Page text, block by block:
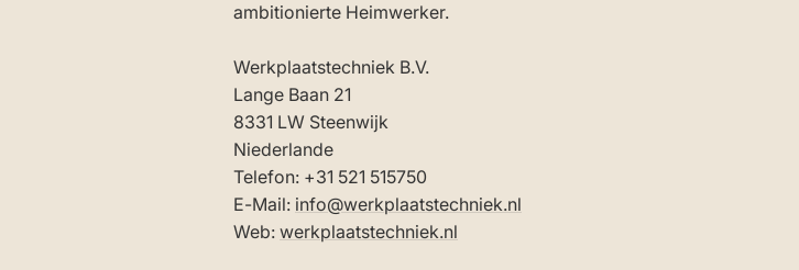
ambitionierte Heimwerker.
Werkplaatstechniek B.V.
Lange Baan 21
8331 LW Steenwijk
Niederlande
Telefon: +31 521 515750
E-Mail: info@werkplaatstechniek.nl
Web: werkplaatstechniek.nl